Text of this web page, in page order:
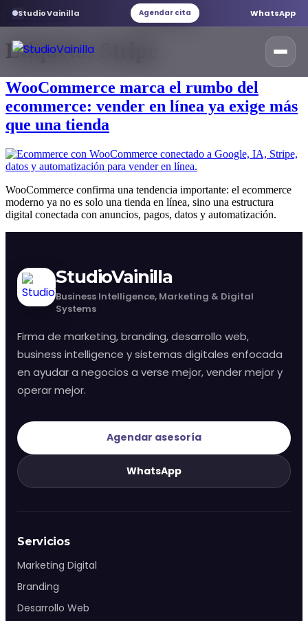
StudioVainilla
StudioVainilla Agendar cita WhatsApp
Inicio
Desarrollo web
Servicios web
Branding
monday.com & Sistemas
Vchat
Vainilla Academy
Radar · Blog
Radar · Insights
Etiqueta:
WooCommerce marca el rumbo del
ecommerce: vender en línea ya exige más
que una tienda
WooCommerce confirma una tendencia importante: el ecommerce
moderno ya no es solo una tienda en línea, sino una estructura
digital conectada con anuncios, pagos, datos y automatización.
StudioVainilla
Business Intelligence, Marketing & Digital
Systems
Firma de marketing, branding, desarrollo web,
business intelligence y sistemas digitales enfocada
en ayudar a negocios a verse mejor, vender mejor y
operar mejor.
Agendar asesoría
WhatsApp
Servicios
Marketing Digital
Branding
Desarrollo Web